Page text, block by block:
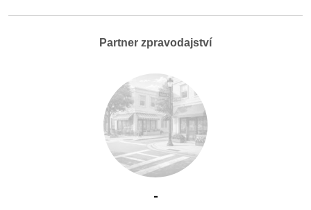
Partner zpravodajství
-